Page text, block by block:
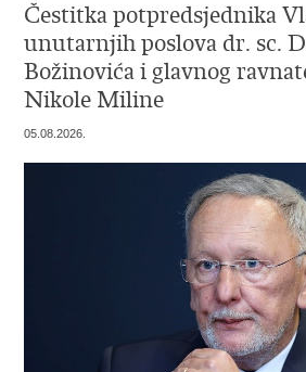
Čestitka potpredsjednika
unutarnjih poslova dr. sc.
Božinovića i glavnog
Nikole Miline
05.08.2026.